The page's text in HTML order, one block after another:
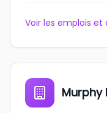
Voir les emplois et